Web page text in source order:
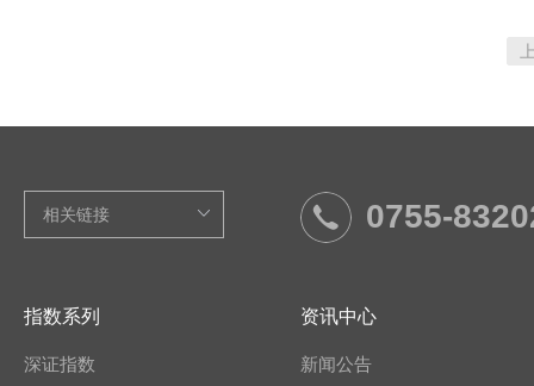
0755-
指数系列
深证指数
资讯中心
新闻公告